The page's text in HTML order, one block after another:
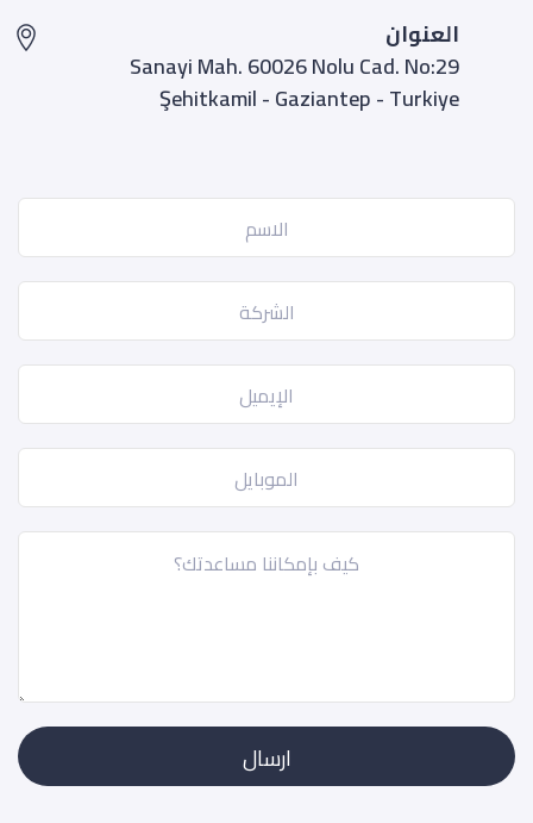
العنوان
Sanayi Mah. 60026 Nolu Cad. No:29
Şehitkamil - Gaziantep - Turkiye